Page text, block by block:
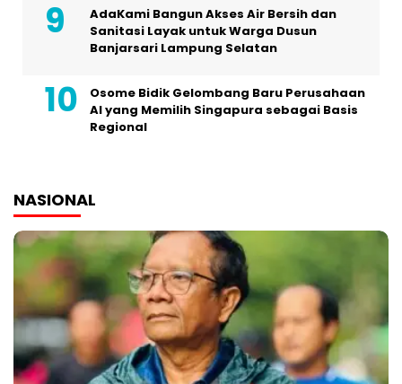
AdaKami Bangun Akses Air Bersih dan
Sanitasi Layak untuk Warga Dusun
Banjarsari Lampung Selatan
Osome Bidik Gelombang Baru Perusahaan
AI yang Memilih Singapura sebagai Basis
Regional
NASIONAL